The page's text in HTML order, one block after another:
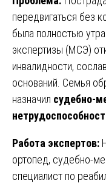
передвигаться без
была полностью
экспертизы (МСЭ)
инвалидности,
оснований. Семья
назначил судебно-
Работа экспертов:
ортопед, судебно-
специалист по